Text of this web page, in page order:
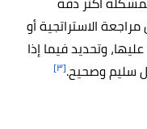
الاستراتجية أو
وتحديد فيما إذا
سليم وصحيح.[٣]